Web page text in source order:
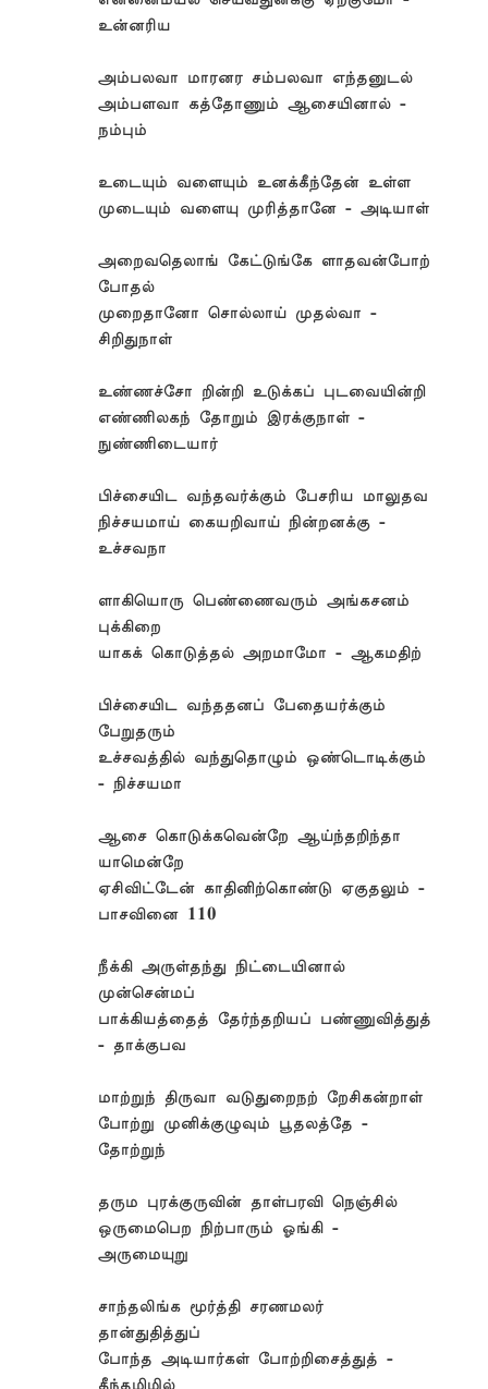
உன்னரிய
அம்பலவா மாரனர சம்பலவா எந்தனுடல்
அம்பளவா கத்தோணும் ஆசையினால் -
நம்பும்
உடையும் வளையும் உனக்கீந்தேன் உள்ள
முடையும் வளையு முரித்தானே - அடியாள்
அறைவதெலாங் கேட்டுங்கே ளாதவன்போற்
போதல்
முறைதானோ சொல்லாய் முதல்வா -
சிறிதுநாள்
உண்ணச்சோ றின்றி உடுக்கப் புடவையின்றி
எண்ணிலகந் தோறும் இரக்குநாள் -
நுண்ணிடையார்
பிச்சையிட வந்தவர்க்கும் பேசரிய மாலுதவ
நிச்சயமாய் கையறிவாய் நின்றனக்கு -
உச்சவநா
ளாகியொரு பெண்ணைவரும் அங்கசனம்
புக்கிறை
யாகக் கொடுத்தல் அறமாமோ - ஆகமதிற்
பிச்சையிட வந்ததனப் பேதையர்க்கும்
பேறுதரும்
உச்சவத்தில் வந்துதொழும் ஒண்டொடிக்கும்
- நிச்சயமா
ஆசை கொடுக்கவென்றே ஆய்ந்தறிந்தா
யாமென்றே
ஏசிவிட்டேன் காதினிற்கொண்டு ஏகுதலும் -
பாசவினை 110
நீக்கி அருள்தந்து நிட்டையினால்
முன்சென்மப்
பாக்கியத்தைத் தேர்ந்தறியப் பண்ணுவித்துத்
- தாக்குபவ
மாற்றுந் திருவா வடுதுறைநற் றேசிகன்றாள்
போற்று முனிக்குழுவும் பூதலத்தே -
தோற்றுந்
தரும புரக்குருவின் தாள்பரவி நெஞ்சில்
ஒருமைபெற நிற்பாரும் ஓங்கி -
அருமையுறு
சாந்தலிங்க மூர்த்தி சரணமலர்
தான்துதித்துப்
போந்த அடியார்கள் போற்றிசைத்துத் -